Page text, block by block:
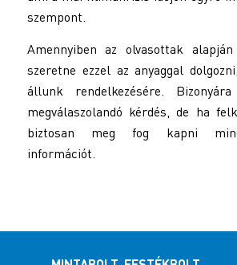
szempont.
Amennyiben az olvasottak
szeretne ezzel az anyaggal
állunk rendelkezésére.
megválaszolandó kérdés, de ha
biztosan meg fog kapni
információt.